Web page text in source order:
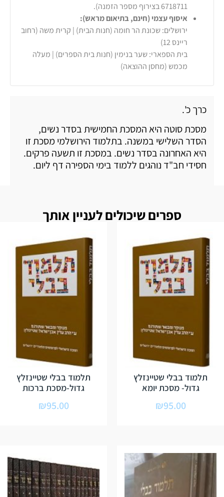
6718711 בצירוף מספר הזמנה).
איסוף עצמי (חינם, בתיאום מראש):
ירושלים: שכונת הר חומה (חנות הבית) | קרית משה (רחוב
ריינס 12)
בית הספארי: שער בנימין (חנות בית הספרים) | מעלה
מכמש (מחסן ההוצאה)
כרך כ'.
מסכת סוטה היא המסכת החמישית בסדר נשים,
הסדר השלישי במשנה. בתלמוד הירושלמי מסכת זו
היא האחרונה בסדר נשים. במסכת זו תשעה פרקים.
חסידי חב"ד נוהגים ללמוד בימי הספירה דף ליום.
ספרים שיכולים לעניין אותך
תלמוד בבלי שטיינזלץ
גדול- מסכת יומא
₪95.00
תלמוד בבלי שטיינזלץ
גדול-מסכת ברכות
₪95.00